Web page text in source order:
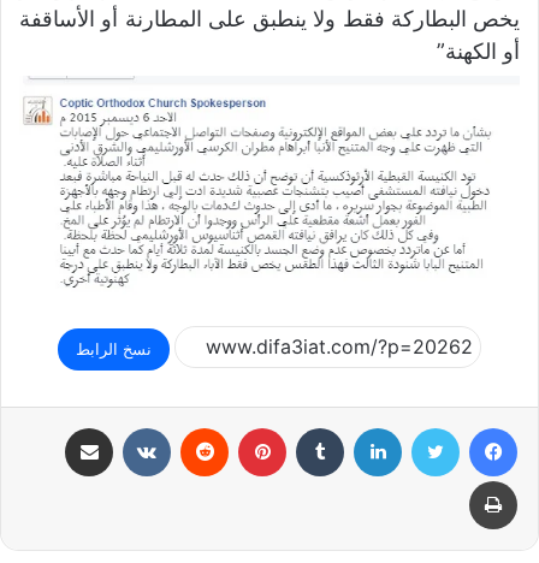
يخص البطاركة فقط ولا ينطبق على المطارنة أو الأساقفة
أو الكهنة”
نسخ الرابط
فيسبوك تويتر لينكدإن بينتيريست
طباعة